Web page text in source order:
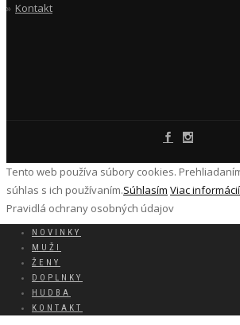
NOVINKY
MUŽI
ŽENY
DOPLNKY
HUDBA
KONTAKT
Kontakt
Tento web používa súbory cookies.
súhlas s ich používaním.Súhlasím Viac informácií
Pravidlá ochrany osobných údajov